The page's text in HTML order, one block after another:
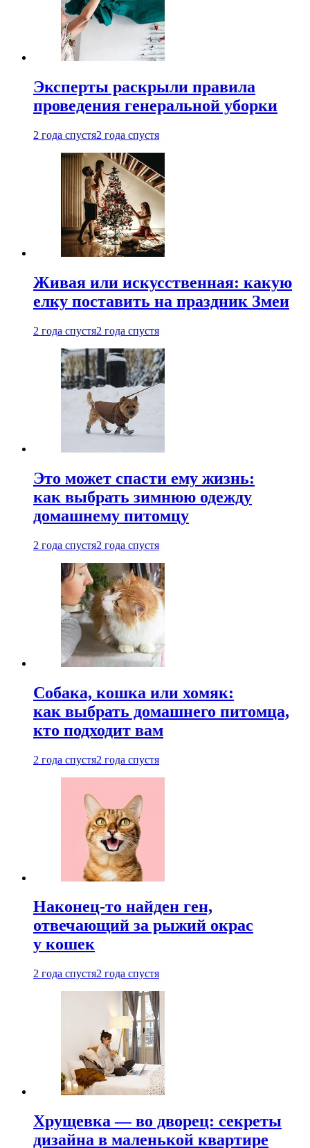
Эксперты раскрыли правила
проведения генеральной уборки
2 года спустя2 года спустя
Живая или искусственная: какую
елку поставить на праздник Змеи
2 года спустя2 года спустя
Это может спасти ему жизнь:
как выбрать зимнюю одежду
домашнему питомцу
2 года спустя2 года спустя
Собака, кошка или хомяк:
как выбрать домашнего питомца,
кто подходит вам
2 года спустя2 года спустя
Наконец-то найден ген,
отвечающий за рыжий окрас
у кошек
2 года спустя2 года спустя
Хрущевка — во дворец: секреты
дизайна в маленькой квартире